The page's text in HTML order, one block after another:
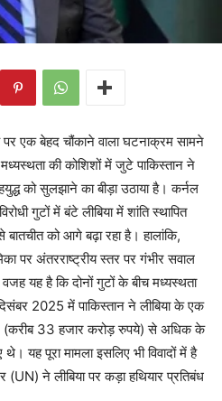
एक बेहद चौंकाने वाला घटनाक्रम सामने
की कोशिशों में जुटे पाकिस्तान ने
को सुलझाने का बीड़ा उठाया है। कर्नल
गुटों में बंटे लीबिया में शांति स्थापित
को आगे बढ़ा रहा है। हालांकि,
पर अंतरराष्ट्रीय स्तर पर गंभीर सवाल
यह है कि दोनों गुटों के बीच मध्यस्थता
2025 में पाकिस्तान ने लीबिया के एक
(करीब 33 हजार करोड़ रुपये) से अधिक के
यह पूरा मामला इसलिए भी विवादों में है
(UN) ने लीबिया पर कड़ा हथियार प्रतिबंध